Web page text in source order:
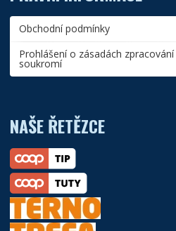
Obchodní podmínky
Prohlášení o zásadách
soukromí
NAŠE ŘETĚZCE